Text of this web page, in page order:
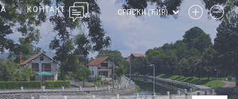
КОНТАКТ